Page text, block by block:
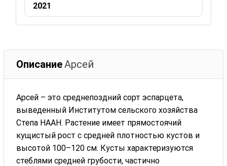
2021
ОписаниеАрсей
Арсей – это среднепоздний сорт эспарцета,
выведенный Институтом сельского хозяйства
Степа НААН. Растение имеет прямостоячий
кущистый рост с средней плотностью кустов и
высотой 100–120 см. Кусты характеризуются
стеблями средней грубости, частично